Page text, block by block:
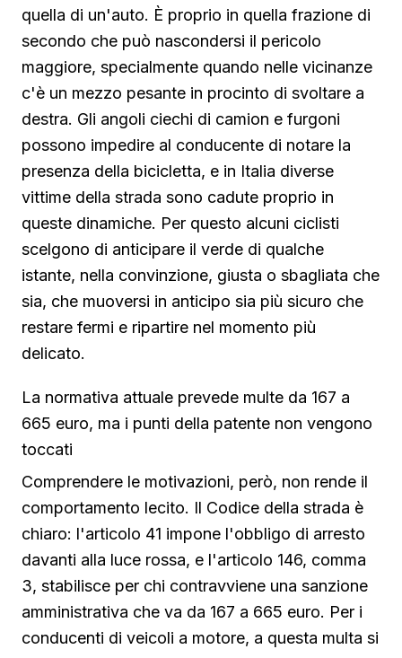
quella di un'auto. È proprio in quella frazione di
secondo che può nascondersi il pericolo
maggiore, specialmente quando nelle vicinanze
c'è un mezzo pesante in procinto di svoltare a
destra. Gli angoli ciechi di camion e furgoni
possono impedire al conducente di notare la
presenza della bicicletta, e in Italia diverse
vittime della strada sono cadute proprio in
queste dinamiche. Per questo alcuni ciclisti
scelgono di anticipare il verde di qualche
istante, nella convinzione, giusta o sbagliata che
sia, che muoversi in anticipo sia più sicuro che
restare fermi e ripartire nel momento più
delicato.
La normativa attuale prevede multe da 167 a
665 euro, ma i punti della patente non vengono
toccati
Comprendere le motivazioni, però, non rende il
comportamento lecito. Il Codice della strada è
chiaro: l'articolo 41 impone l'obbligo di arresto
davanti alla luce rossa, e l'articolo 146, comma
3, stabilisce per chi contravviene una sanzione
amministrativa che va da 167 a 665 euro. Per i
conducenti di veicoli a motore, a questa multa si